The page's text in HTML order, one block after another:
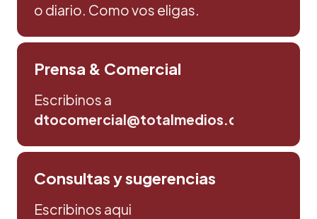
o diario. Como vos eligas.
Prensa & Comercial
Escribinos a
dtocomercial@totalmedios.com
Consultas y sugerencias
Escribinos aqui